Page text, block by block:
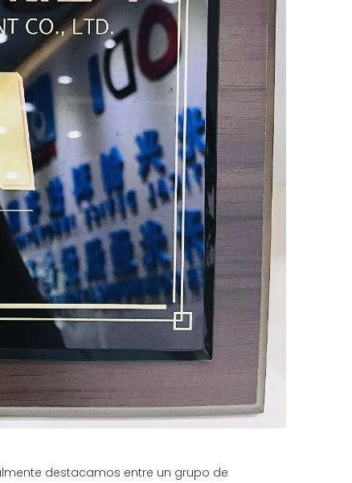
destacamos entre un grupo de